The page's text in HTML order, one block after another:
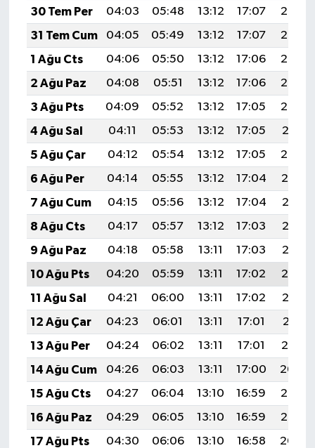
30 Tem Per
04:03 05:48 13:12 17:07
20:27
31 Tem Cum
04:05 05:49 13:12 17:07
20:25
1 Ağu Cts
04:06 05:50 13:12 17:06
20:24
2 Ağu Paz
04:08 05:51 13:12 17:06
20:23
3 Ağu Pts
04:09 05:52 13:12 17:05
20:22
4 Ağu Sal
04:11 05:53 13:12 17:05
20:21
5 Ağu Çar
04:12 05:54 13:12 17:05
20:20
6 Ağu Per
04:14 05:55 13:12 17:04
20:19
7 Ağu Cum
04:15 05:56 13:12 17:04
20:18
8 Ağu Cts
04:17 05:57 13:12 17:03
20:16
9 Ağu Paz
04:18 05:58 13:11 17:03
20:15
10 Ağu Pts
04:20 05:59 13:11 17:02
20:14
11 Ağu Sal
04:21 06:00 13:11 17:02
20:13
12 Ağu Çar
04:23 06:01 13:11 17:01
20:11
13 Ağu Per
04:24 06:02 13:11 17:01
20:10
14 Ağu Cum
04:26 06:03 13:11 17:00
20:09
15 Ağu Cts
04:27 06:04 13:10 16:59
20:07
16 Ağu Paz
04:29 06:05 13:10 16:59
20:06
17 Ağu Pts
04:30 06:06 13:10 16:58
20:04